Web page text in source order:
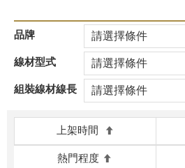
品牌 請選擇條件
線材型式 請選擇條件
組裝線材線長 請選擇條件
上架時間
熱門程度